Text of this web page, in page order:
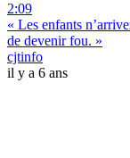
2:09
« Les enfants
de devenir fou. »
cjtinfo
il y a 6 ans